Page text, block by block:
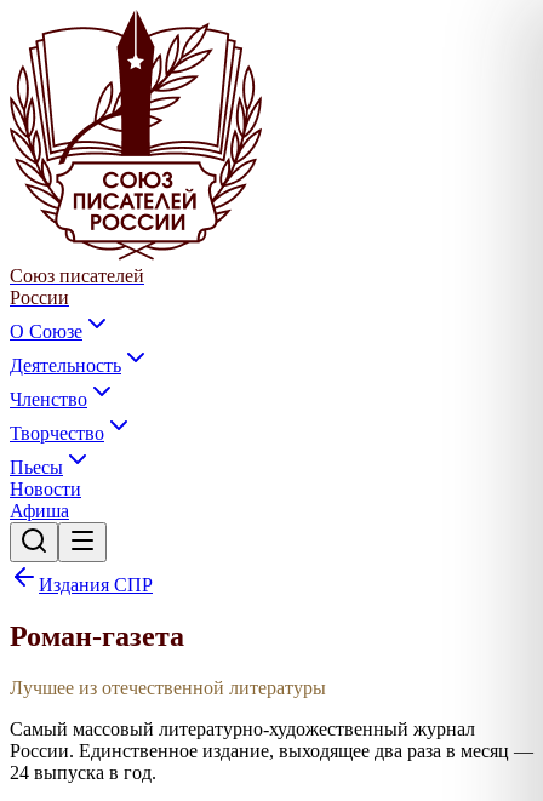
Союз писателей
России
О Союзе
Деятельность
Членство
Творчество
Пьесы
Новости
Афиша
Издания СПР
Роман-газета
Лучшее из отечественной литературы
Самый массовый литературно-художественный журнал
России. Единственное издание, выходящее два раза в месяц —
24 выпуска в год.